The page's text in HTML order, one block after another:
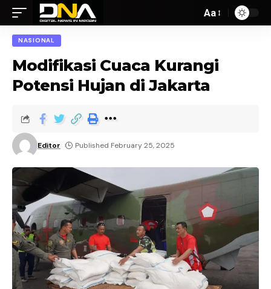
Aa
NASIONAL
Modifikasi Cuaca Kurangi
Potensi Hujan di Jakarta
Editor Published February 25, 2025